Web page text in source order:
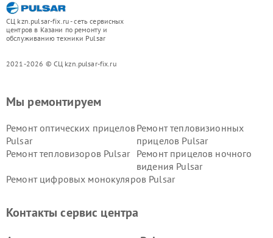
СЦ kzn.pulsar-fix.ru - сеть сервисных
центров в Казани по ремонту и
обслуживанию техники Pulsar
2021-2026 © СЦ kzn.pulsar-fix.ru
Мы ремонтируем
Ремонт оптических прицелов
Pulsar
Ремонт тепловизионных
прицелов Pulsar
Ремонт тепловизоров Pulsar
Ремонт прицелов ночного
видения Pulsar
Ремонт цифровых монокуляров Pulsar
Контакты сервис центра